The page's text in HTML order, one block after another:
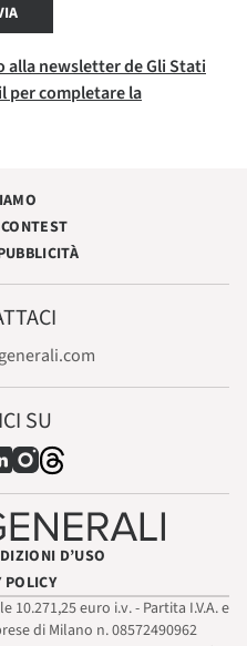
alla newsletter de Gli Stati
per completare la
SU
D’USO
POLICY
10.271,25 euro i.v. - Partita I.V.A. e
di Milano n. 08572490962